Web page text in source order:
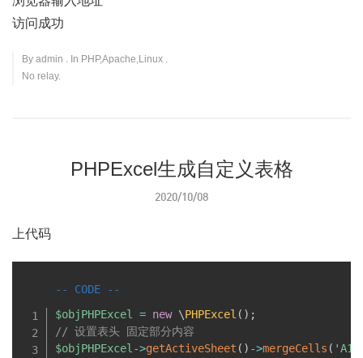
访问成功
By admin . In PHP,Apache,Linux .
No relay.
PHPExcel生成自定义表格
2020/10/08
上代码
$objPHPExcel = new \PHPExcel ( ) ;
// 设置表头 固定部分内容
$objPHPExcel ->getActiveSheet ( ) ->mergeCells (